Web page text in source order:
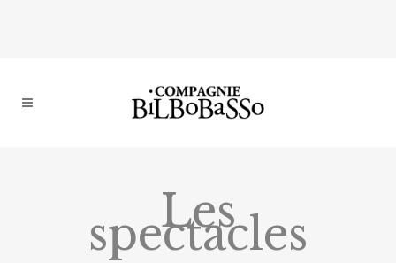
Les
spectacles